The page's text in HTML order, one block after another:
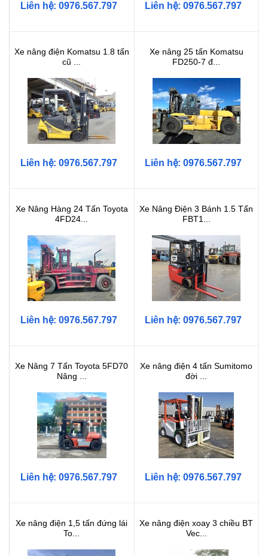
Liên hệ: 0976.567.797 Liên hệ: 0976.567.797
Xe nâng điện Komatsu 1.8 tấn
cũ ...
Liên hệ: 0976.567.797
Xe nâng 25 tấn Komatsu
FD250-7 đ...
Liên hệ: 0976.567.797
Xe Nâng Hàng 24 Tấn Toyota
4FD24...
Liên hệ: 0976.567.797
Xe Nâng Điện 3 Bánh 1.5 Tấn
FBT1...
Liên hệ: 0976.567.797
Xe Nâng 7 Tấn Toyota 5FD70
Nâng ...
Liên hệ: 0976.567.797
Xe nâng điện 4 tấn Sumitomo
đời ...
Liên hệ: 0976.567.797
Xe nâng điện 1,5 tấn đứng lái
To...
Xe nâng điện xoay 3 chiều BT
Vec...